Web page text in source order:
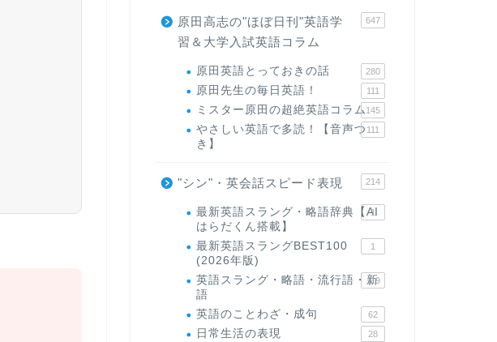
原田高志の"ほぼ日刊"英語学
習＆大学入試英語コラム
647
原田英語とっておきの話 280
原田先生の毎日英語！ 111
ミスター原田の超絶英語コラム145
やさしい英語で多読！【音声つ
き】
111
"シン"・英会話スピード表現 214
最新英語スラング・略語辞典【AI
はらだくん搭載】
1
最新英語スラングBEST100
(2026年版)
1
英語スラング・略語・流行語・新
語
119
英語のことわざ・成句 62
日常生活の表現 28